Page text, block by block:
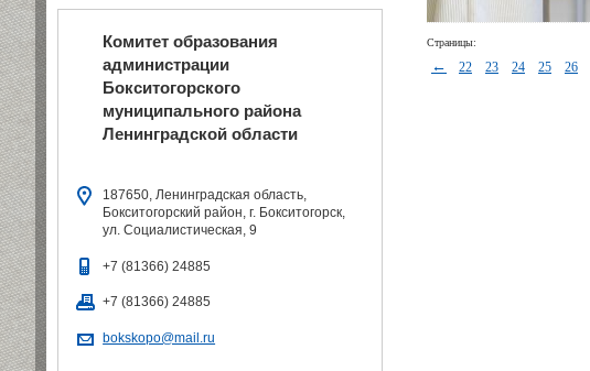
Комитет образования
администрации
Бокситогорского
муниципального района
Ленинградской области
187650, Ленинградская область,
Бокситогорский район, г. Бокситогорск,
ул. Социалистическая, 9
+7 (81366) 24885
+7 (81366) 24885
bokskopo@mail.ru
Страницы:
← 22 23 24 25 26